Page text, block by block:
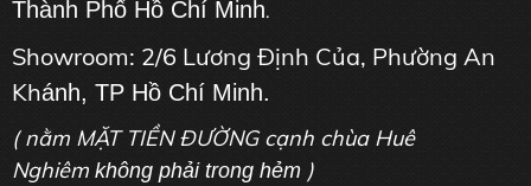
Thành Phố Hồ Chí Minh.
Showroom: 2/6 Lương Định Của, Phường An
Khánh, TP Hồ Chí Minh.
( nằm MẶT TIỀN ĐƯỜNG cạnh chùa Huê
Nghiêm không phải trong hẻm )